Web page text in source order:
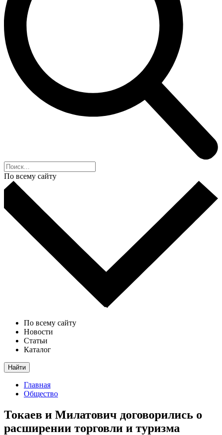
По всему сайту
По всему сайту
Новости
Статьи
Каталог
Найти
Главная
Общество
Токаев и Милатович договорились о
расширении торговли и туризма